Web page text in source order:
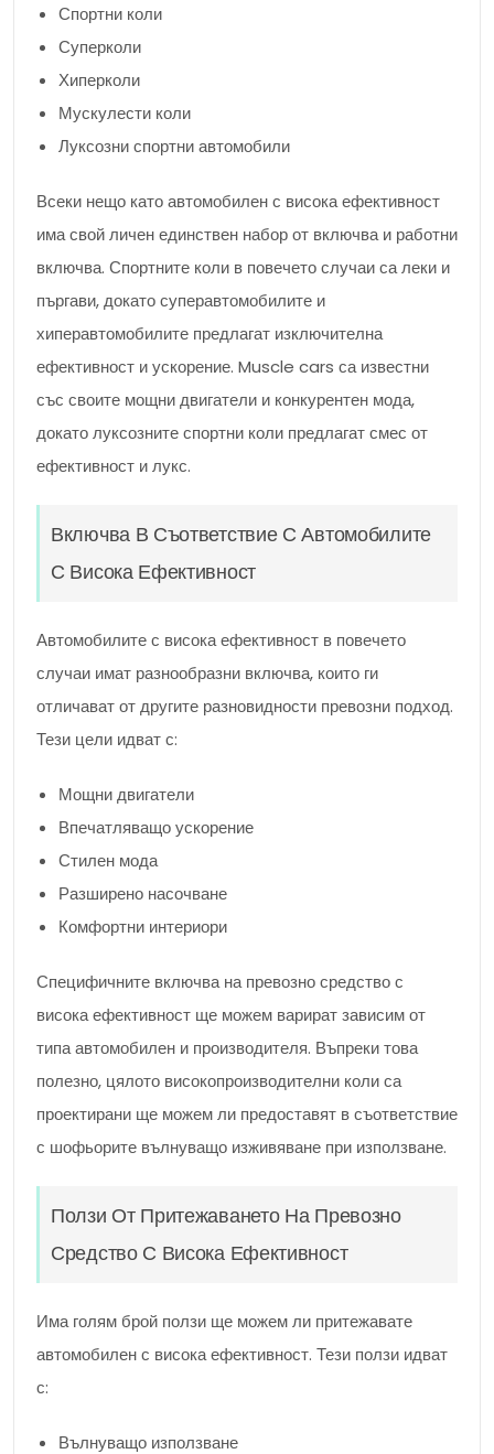
Спортни коли
Суперколи
Хиперколи
Мускулести коли
Луксозни спортни автомобили
Всеки нещо като автомобилен с висока ефективност
има свой личен единствен набор от включва и работни
включва. Спортните коли в повечето случаи са леки и
пъргави, докато суперавтомобилите и
хиперавтомобилите предлагат изключителна
ефективност и ускорение. Muscle cars са известни
със своите мощни двигатели и конкурентен мода,
докато луксозните спортни коли предлагат смес от
ефективност и лукс.
Включва В Съответствие С Автомобилите
С Висока Ефективност
Автомобилите с висока ефективност в повечето
случаи имат разнообразни включва, които ги
отличават от другите разновидности превозни подход.
Тези цели идват с:
Мощни двигатели
Впечатляващо ускорение
Стилен мода
Разширено насочване
Комфортни интериори
Специфичните включва на превозно средство с
висока ефективност ще можем варират зависим от
типа автомобилен и производителя. Въпреки това
полезно, цялото високопроизводителни коли са
проектирани ще можем ли предоставят в съответствие
с шофьорите вълнуващо изживяване при използване.
Ползи От Притежаването На Превозно
Средство С Висока Ефективност
Има голям брой ползи ще можем ли притежавате
автомобилен с висока ефективност. Тези ползи идват
с:
Вълнуващо използване